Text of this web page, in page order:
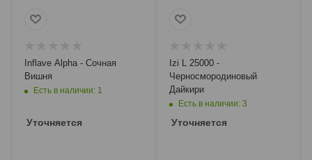
Inflave Alpha - Сочная
Вишня
Есть в наличии: 1
Уточняется
Izi L 25000 -
Черносмородиновый
Дайкири
Есть в наличии: 3
Уточняется